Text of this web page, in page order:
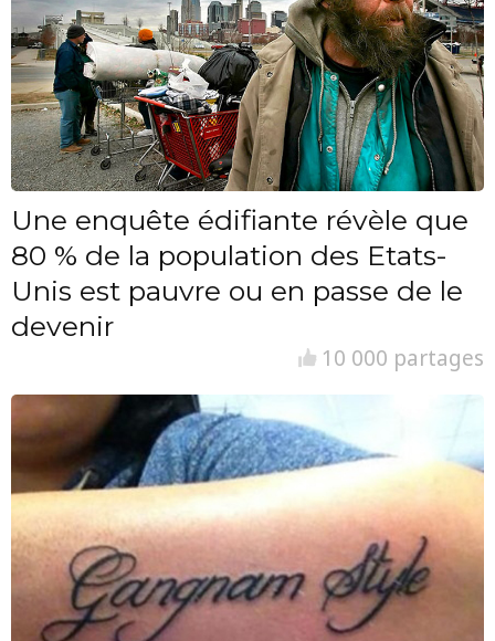
Une enquête édifiante révèle que
80 % de la population des Etats-
Unis est pauvre ou en passe de le
devenir
10 000 partages